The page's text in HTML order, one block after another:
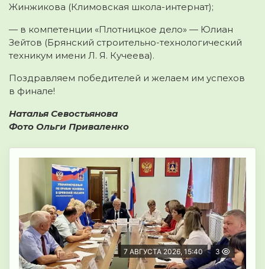
Жинжикова (Климовская школа-интернат);
— в компетенции «Плотницкое дело» — Юлиан
Зейтов (Брянский строительно-технологический
техникум имени Л. Я. Кучеева).
Поздравляем победителей и желаем им успехов
в финале!
Наталья Севостьянова
Фото Ольги Приваленко
7 АВГУСТА 2026, 15:40 3